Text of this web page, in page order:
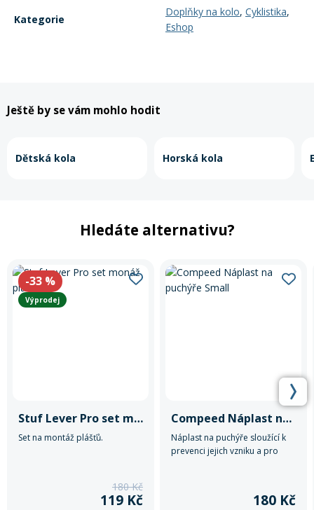
Kategorie
Doplňky na kolo, Cyklistika,
Eshop
Ještě by se vám mohlo hodit
Dětská kola Horská kola
Hledáte alternativu?
-33 %
Výprodej
Stuf Lever Pro set monáž plášťů
Set na montáž plášťů.
180 Kč
119 Kč
Compeed Náplast na puchýře Small
Náplast na puchýře sloužící k
prevenci jejich vzniku a pro
180 Kč